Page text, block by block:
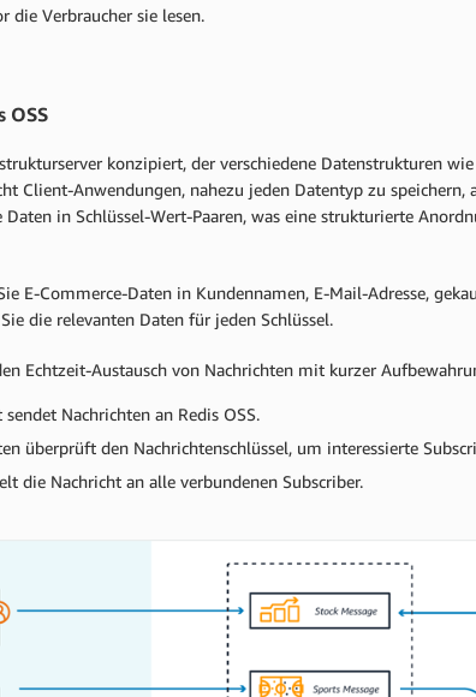
die Verbraucher sie lesen.
OSS
konzipiert, der verschiedene Datenstrukturen
Client-Anwendungen, nahezu jeden Datentyp zu speichern,
Daten in Schlüssel-Wert-Paaren, was eine strukturierte
E-Commerce-Daten in Kundennamen, E-Mail-Adresse,
die relevanten Daten für jeden Schlüssel.
Echtzeit-Austausch von Nachrichten mit kurzer
Nachrichten an Redis OSS.
überprüft den Nachrichtenschlüssel, um interessierte
die Nachricht an alle verbundenen Subscriber.